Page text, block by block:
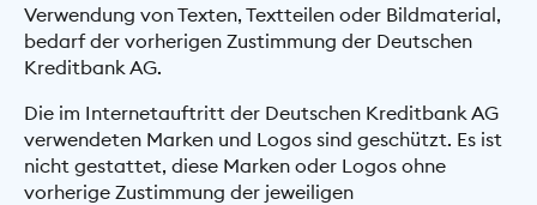
Verwendung von Texten, Textteilen oder Bildmaterial,
bedarf der vorherigen Zustimmung der Deutschen
Kreditbank AG.
Die im Internetauftritt der Deutschen Kreditbank AG
verwendeten Marken und Logos sind geschützt. Es ist
nicht gestattet, diese Marken oder Logos ohne
vorherige Zustimmung der jeweiligen